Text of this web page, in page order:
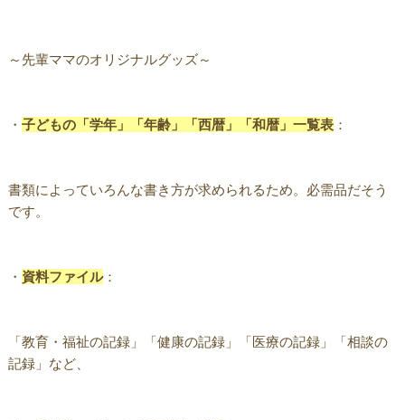
～先輩ママのオリジナルグッズ～
・ 子どもの「学年」「年齢」「西暦」「和暦」一覧表：
書類によっていろんな書き方が求められるため。必需品だそう
です。
・ 資料ファイル：
「教育・福祉の記録」「健康の記録」「医療の記録」「相談の
記録」など、